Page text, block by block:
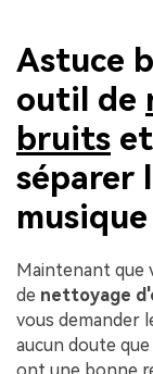
Astuce
outil de
bruits et
séparer
musique
Maintenant que
de nettoyage
vous demander
aucun doute